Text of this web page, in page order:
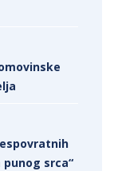
srca“